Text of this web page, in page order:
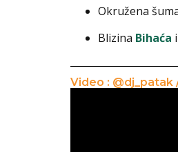
Okružena
Blizina Bihaća i
Video : @dj_patak